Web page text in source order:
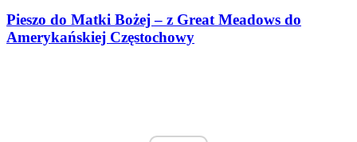
Pieszo do Matki Bożej – z Great Meadows do
Amerykańskiej Częstochowy